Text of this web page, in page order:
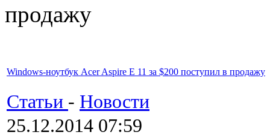
продажу
Windows-ноутбук Acer Aspire E 11 за $200 поступил в продажу
Статьи - Новости
25.12.2014 07:59